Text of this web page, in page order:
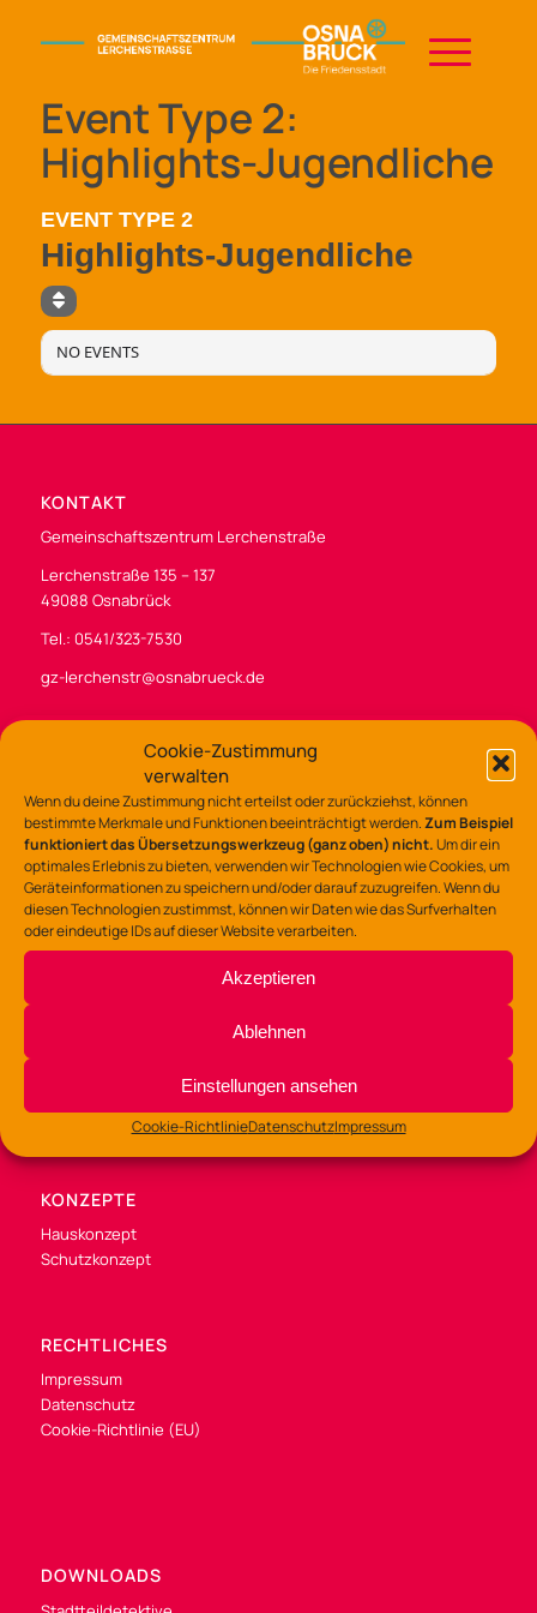
Cookie-Zustimmung
verwalten
Wenn du deine Zustimmung nicht erteilst oder zurückziehst, können
bestimmte Merkmale und Funktionen beeinträchtigt werden.Zum Beispiel
funktioniert das Übersetzungswerkzeug (ganz oben) nicht.Um dir ein
optimales Erlebnis zu bieten, verwenden wir Technologien wie Cookies, um
Geräteinformationen zu speichern und/oder darauf zuzugreifen. Wenn du
diesen Technologien zustimmst, können wir Daten wie das Surfverhalten
oder eindeutige IDs auf dieser Website verarbeiten.
Akzeptieren
Ablehnen
Einstellungen ansehen
Cookie-RichtlinieDatenschutzImpressum
Event Type 2:
Highlights-Jugendliche
EVENT TYPE 2
Highlights-Jugendliche
NO EVENTS
KONTAKT
Gemeinschaftszentrum Lerchenstraße
Lerchenstraße 135 – 137
49088 Osnabrück
Tel.: 0541/323-7530
gz-lerchenstr@osnabrueck.de
BÜROZEITEN
Di /Mi / Fr 9:00 – 14:00 Uhr
Do 9:00 – 13:00
und 14:00 – 16:00 Uhr
KONZEPTE
Hauskonzept
Schutzkonzept
RECHTLICHES
Impressum
Datenschutz
Cookie-Richtlinie (EU)
DOWNLOADS